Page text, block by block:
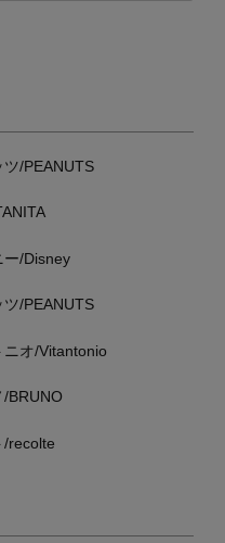
ツ/PEANUTS
ー/Disney
ツ/PEANUTS
ニオ/Vitantonio
/BRUNO
/recolte